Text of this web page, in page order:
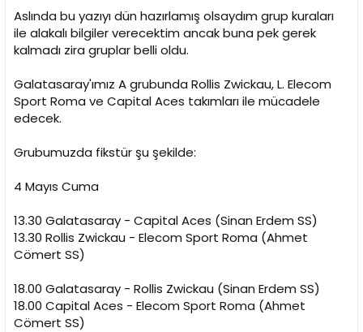
Aslında bu yazıyı dün hazırlamış olsaydım grup kuraları
ile alakalı bilgiler verecektim ancak buna pek gerek
kalmadı zira gruplar belli oldu.
Galatasaray'ımız A grubunda Rollis Zwickau, L. Elecom
Sport Roma ve Capital Aces takımları ile mücadele
edecek.
Grubumuzda fikstür şu şekilde:
4 Mayıs Cuma
13.30 Galatasaray - Capital Aces (Sinan Erdem SS)
13.30 Rollis Zwickau - Elecom Sport Roma (Ahmet
Cömert SS)
18.00 Galatasaray - Rollis Zwickau (Sinan Erdem SS)
18.00 Capital Aces - Elecom Sport Roma (Ahmet
Cömert SS)